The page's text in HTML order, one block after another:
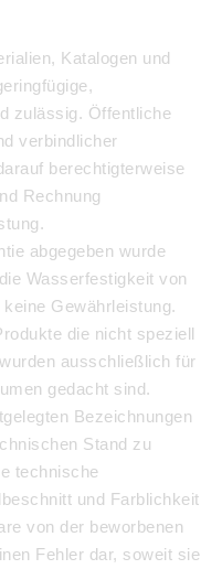
Katalogen und
zulässig. Öffentliche
verbindlicher
berechtigterweise
Rechnung
abgegeben wurde
Wasserfestigkeit von
Gewährleistung.
die nicht speziell
ausschließlich für
gedacht sind.
Bezeichnungen
Stand zu
technische
und Farblichkeit
von der beworbenen
Fehler dar, soweit sie